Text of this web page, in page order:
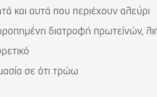
και αυτά που περιέχουν αλεύρι
διατροφή πρωτεϊνών,
σε ότι τρώω